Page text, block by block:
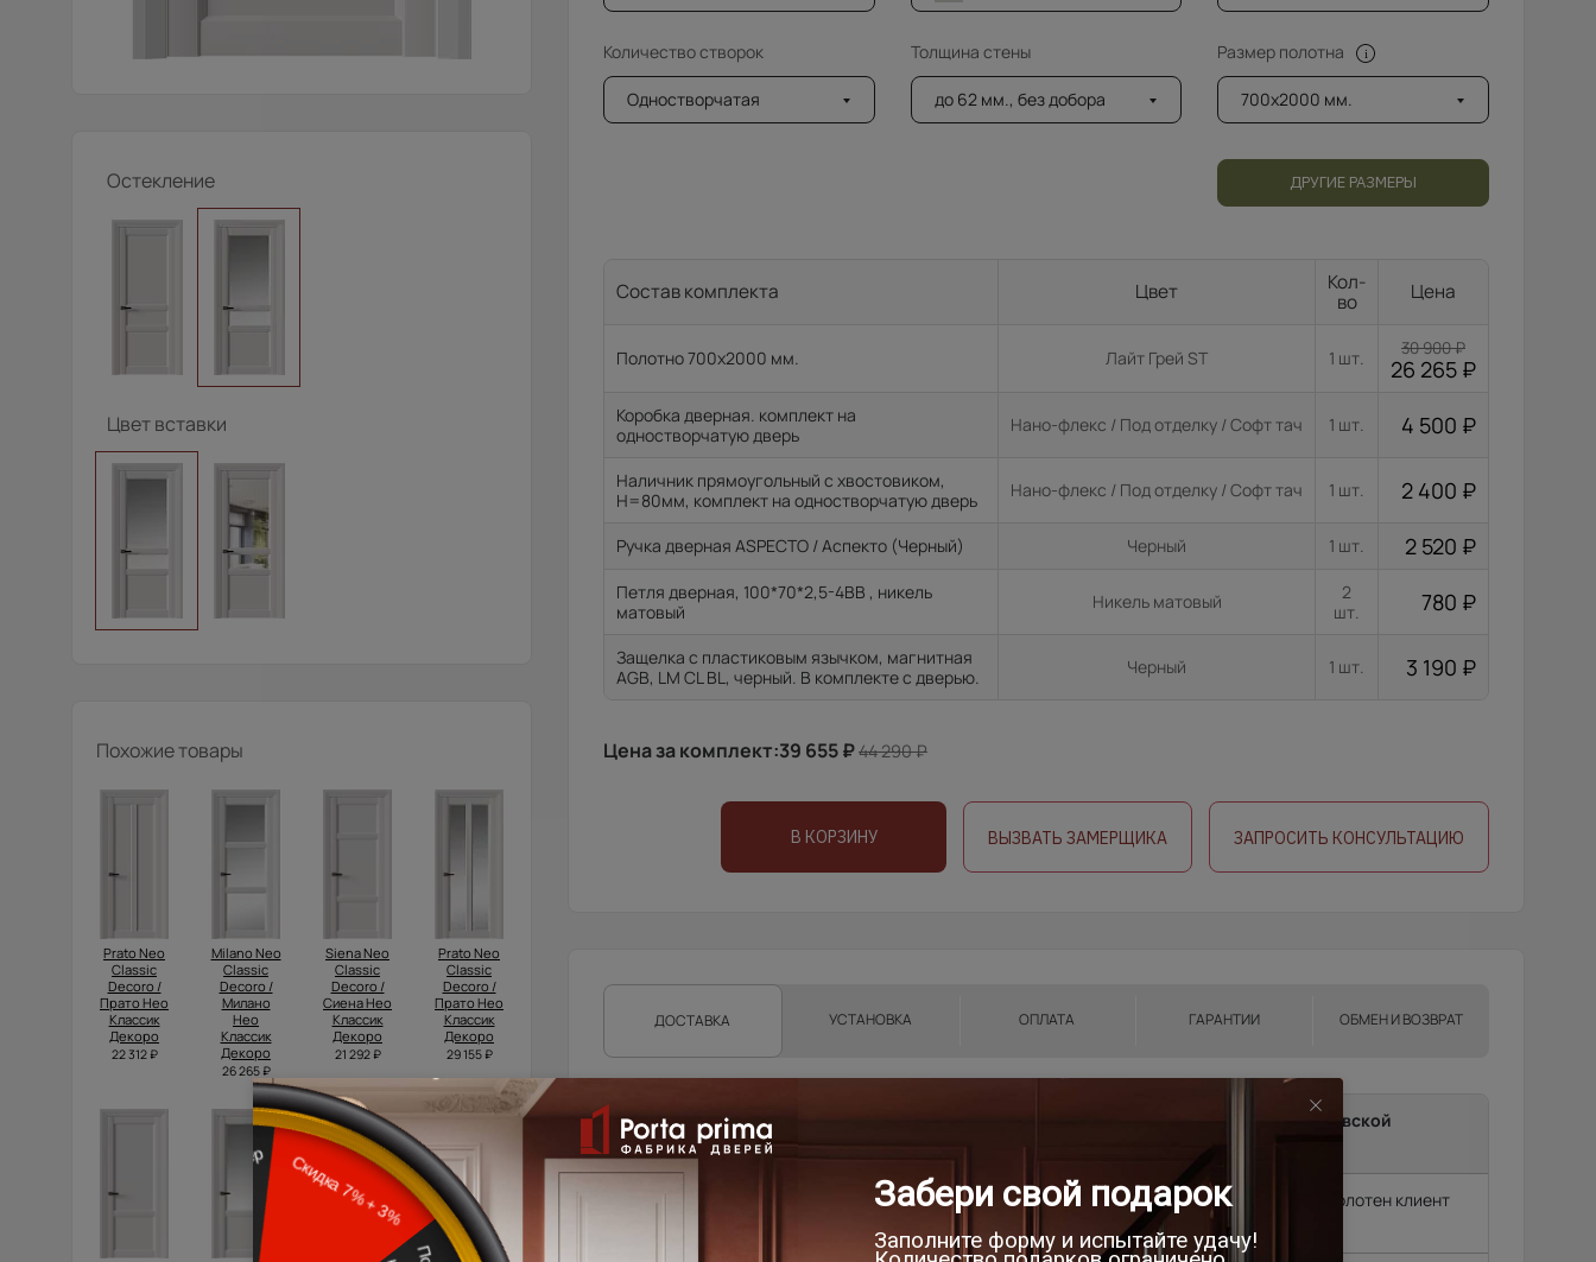
Остекление
Цвет вставки
Похожие товары
Prato Neo
Classic
Decoro /
Прато Нео
Классик
Декоро
22 312 ₽
Milano Neo
Classic
Decoro /
Милано
Нео
Классик
Декоро
26 265 ₽
Siena Neo
Classic
Decoro /
Сиена Нео
Классик
Декоро
21 292 ₽
Prato Neo
Classic
Decoro /
Прато Нео
Классик
Декоро
29 155 ₽
Количество створок
Одностворчатая
Толщина стены
до 62 мм., без добора
Размер полотна
700x2000 мм.
ДРУГИЕ РАЗМЕРЫ
Состав комплекта Цвет
Кол-
во
Цена
Полотно 700x2000 мм. Лайт Грей ST 1 шт. 30 900₽
26 265 ₽
Коробка дверная. комплект на
одностворчатую дверь
Нано-флекс / Под отделку / Софт тач 1 шт. 4 500 ₽
Наличник прямоугольный с хвостовиком,
H=80мм, комплект на одностворчатую дверь
Нано-флекс / Под отделку / Софт тач 1 шт. 2 400 ₽
Ручка дверная ASPECTO / Аспекто (Черный) Черный 1 шт. 2 520 ₽
Петля дверная, 100*70*2,5-4ВВ , никель
матовый
Никель матовый
2
шт.
780 ₽
Защелка с пластиковым язычком, магнитная
AGB, LM CL BL, черный. В комплекте с дверью.
Черный 1 шт. 3 190 ₽
Цена за комплект:39 655₽44 290₽
В КОРЗИНУ ВЫЗВАТЬ ЗАМЕРЩИКА ЗАПРОСИТЬ КОНСУЛЬТАЦИЮ
ДОСТАВКА УСТАНОВКА ОПЛАТА ГАРАНТИИ ОБМЕН И ВОЗВРАТ
Доставка продукции со склада Компании Porta prima до подъезда в г.Москва, Московской
области, г.Санкт-Петербург, Ленинградской области.
Техническую возможность подъема полотен определяет замерщик, без замера подъем полотен клиент
осуществляет самостоятельно.